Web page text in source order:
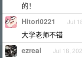
的！
Hitori0221 Jul
大学老师不错
ezreal Jul 18,